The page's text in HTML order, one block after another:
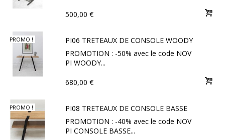
500,00 €
PROMO !
PI06 TRETEAUX DE CONSOLE WOODY
PROMOTION : -50% avec le code NOV
PI WOODY...
680,00 €
PROMO !
PI08 TRETEAUX DE CONSOLE BASSE
PROMOTION : -40% avec le code NOV
PI CONSOLE BASSE...